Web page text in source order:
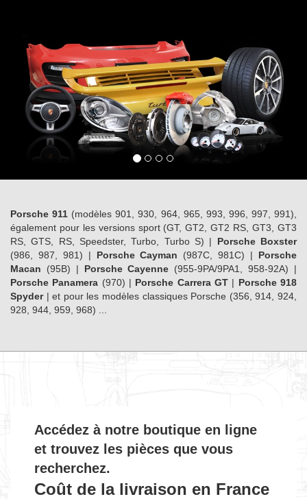
Porsche 911 (modèles 901, 930, 964, 965, 993, 996, 997, 991),
également pour les versions sport (GT, GT2, GT2 RS, GT3, GT3
RS, GTS, RS, Speedster, Turbo, Turbo S) | Porsche Boxster
(986, 987, 981) | Porsche Cayman (987C, 981C) | Porsche
Macan (95B) | Porsche Cayenne (955-9PA/9PA1, 958-92A) |
Porsche Panamera (970) | Porsche Carrera GT | Porsche 918
Spyder| et pour les modèles classiques Porsche (356, 914, 924,
928, 944, 959, 968) ...
Accédez à notre boutique en ligne
et trouvez les pièces que vous
recherchez.
Coût de la livraison en France